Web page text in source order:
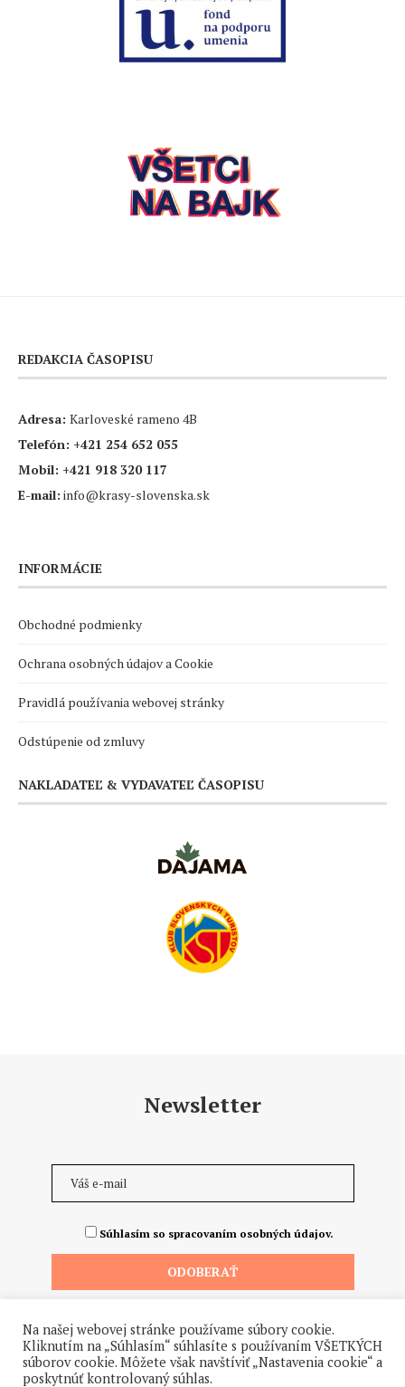
REDAKCIA ČASOPISU
Adresa: Karloveské rameno 4B
Telefón: +421 254 652 055
Mobil: +421 918 320 117
E-mail: info@krasy-slovenska.sk
INFORMÁCIE
Obchodné podmienky
Ochrana osobných údajov a Cookie
Pravidlá používania webovej stránky
Odstúpenie od zmluvy
NAKLADATEĽ & VYDAVATEĽ ČASOPISU
Newsletter
Súhlasím so spracovaním osobných údajov.
Na našej webovej stránke používame súbory cookie.
Kliknutím na „Súhlasím“ súhlasíte s používaním VŠETKÝCH
súborov cookie. Môžete však navštíviť „Nastavenia cookie“ a
poskytnúť kontrolovaný súhlas.